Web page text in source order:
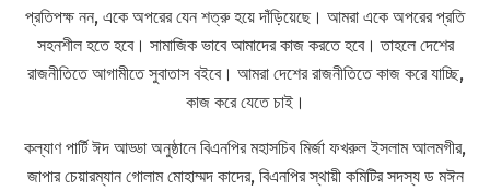
প্রতিপক্ষ নন, একে অপরের যেন শত্রু হয়ে দাঁড়িয়েছে। আমরা একে অপরের প্রতি
সহনশীল হতে হবে। সামাজিক ভাবে আমাদের কাজ করতে হবে। তাহলে দেশের
রাজনীতিতে আগামীতে সুবাতাস বইবে। আমরা দেশের রাজনীতিতে কাজ করে যাচ্ছি,
কাজ করে যেতে চাই।
কল্যাণ পার্টি ঈদ আড্ডা অনুষ্ঠানে বিএনপির মহাসচিব মির্জা ফখরুল ইসলাম আলমগীর,
জাপার চেয়ারম্যান গোলাম মোহাম্মদ কাদের, বিএনপির স্থায়ী কমিটির সদস্য ড মঈন